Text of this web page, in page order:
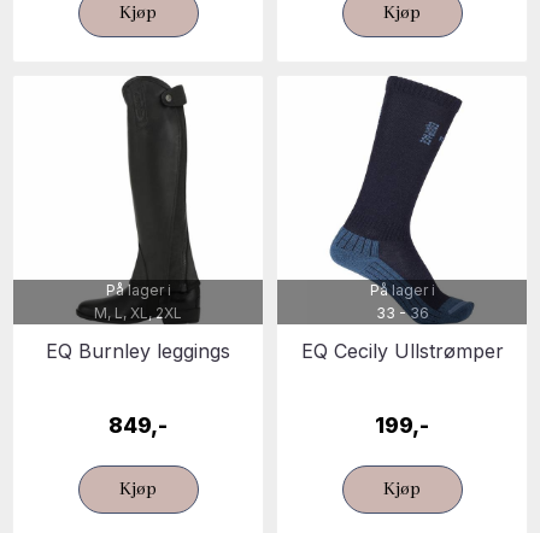
Kjøp Kjøp
På lager i
M, L, XL, 2XL
EQ Burnley leggings
849,-
Kjøp
På lager i
33 - 36
EQ Cecily Ullstrømper
199,-
Kjøp